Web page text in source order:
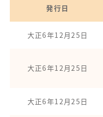
発行日
大正6年12月25日
大正6年12月25日
大正6年12月25日